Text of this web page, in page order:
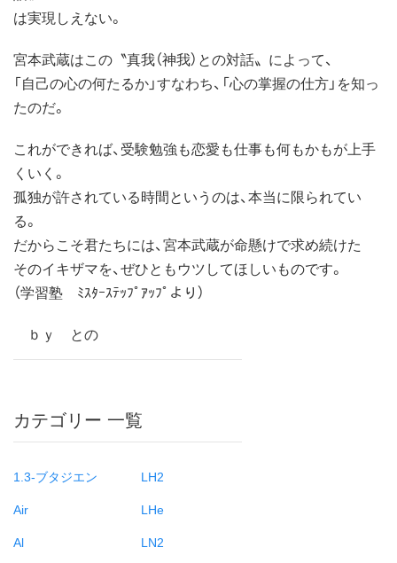
は実現しえない。
宮本武蔵はこの〝真我（神我）との対話〟によって、
「自己の心の何たるか」すなわち、「心の掌握の仕方」を知っ
たのだ。
これができれば、受験勉強も恋愛も仕事も何もかもが上手
くいく。
孤独が許されている時間というのは、本当に限られてい
る。
だからこそ君たちには、宮本武蔵が命懸けで求め続けた
そのイキザマを、ぜひともウツしてほしいものです。
（学習塾 ﾐｽﾀｰｽﾃｯﾌﾟｱｯﾌﾟより）
ｂｙ との
カテゴリー 一覧
1.3-ブタジエン
Air
Al
LH2
LHe
LN2